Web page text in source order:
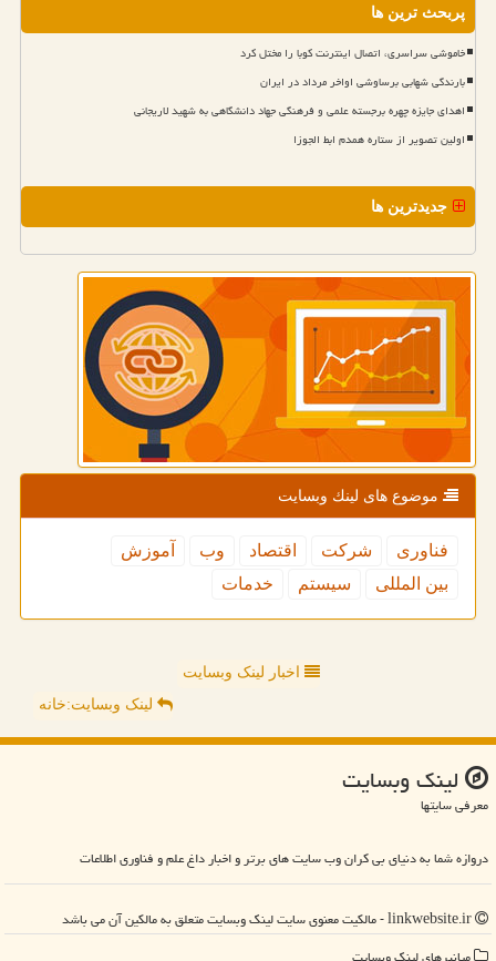
پربحث ترین ها
خاموشی سراسری، اتصال اینترنت کوبا را مختل کرد
بارندگی شهابی برساوشی اواخر مرداد در ایران
اهدای جایزه چهره برجسته علمی و فرهنگی جهاد دانشگاهی به شهید لاریجانی
اولین تصویر از ستاره همدم ابط الجوزا
جدیدترین ها
موضوع های لینك وبسایت
فناوری شركت اقتصاد وب
آموزش
بین المللی
سیستم خدمات
اخبار لینک وبسایت
لینک وبسایت:خانه
لینك وبسایت
معرفی سایتها
دروازه شما به دنیای بی کران وب سایت های برتر و اخبار داغ علم و فناوری اطلاعات